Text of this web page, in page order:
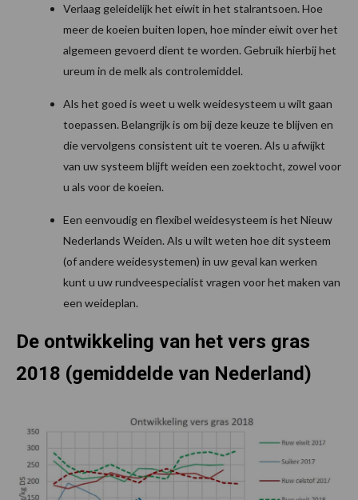
Verlaag geleidelijk het eiwit in het stalrantsoen. Hoe
meer de koeien buiten lopen, hoe minder eiwit over het
algemeen gevoerd dient te worden. Gebruik hierbij het
ureum in de melk als controlemiddel.
Als het goed is weet u welk weidesysteem u wilt gaan
toepassen. Belangrijk is om bij deze keuze te blijven en
die vervolgens consistent uit te voeren. Als u afwijkt
van uw systeem blijft weiden een zoektocht, zowel voor
u als voor de koeien.
Een eenvoudig en flexibel weidesysteem is het Nieuw
Nederlands Weiden. Als u wilt weten hoe dit systeem
(of andere weidesystemen) in uw geval kan werken
kunt u uw rundveespecialist vragen voor het maken van
een weideplan.
De ontwikkeling van het vers gras
2018 (gemiddelde van Nederland)